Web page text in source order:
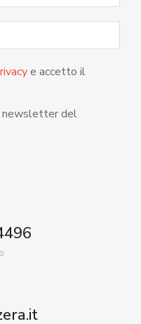
e accetto il
newsletter del